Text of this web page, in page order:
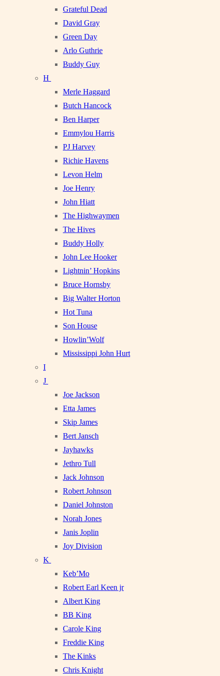
Grateful Dead
David Gray
Green Day
Arlo Guthrie
Buddy Guy
H
Merle Haggard
Butch Hancock
Ben Harper
Emmylou Harris
PJ Harvey
Richie Havens
Levon Helm
Joe Henry
John Hiatt
The Highwaymen
The Hives
Buddy Holly
John Lee Hooker
Lightnin’ Hopkins
Bruce Hornsby
Big Walter Horton
Hot Tuna
Son House
Howlin’Wolf
Mississippi John Hurt
I
J
Joe Jackson
Etta James
Skip James
Bert Jansch
Jayhawks
Jethro Tull
Jack Johnson
Robert Johnson
Daniel Johnston
Norah Jones
Janis Joplin
Joy Division
K
Keb’Mo
Robert Earl Keen jr
Albert King
BB King
Carole King
Freddie King
The Kinks
Chris Knight